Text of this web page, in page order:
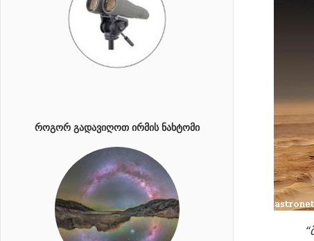
ᲠᲝᲒᲝᲠ ᲒᲐᲓᲐᲕᲘᲦᲝᲗ ᲘᲠᲛᲘᲡ ᲜᲐᲮᲢᲝᲛᲘ